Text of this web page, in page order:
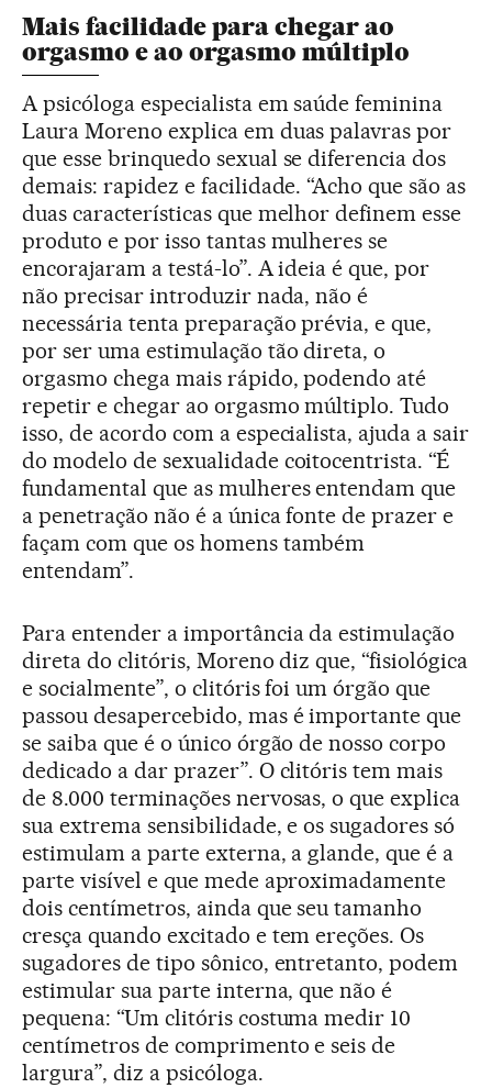
Mais facilidade para chegar ao
orgasmo e ao orgasmo múltiplo
A psicóloga especialista em saúde feminina
Laura Moreno explica em duas palavras por
que esse brinquedo sexual se diferencia dos
demais: rapidez e facilidade. “Acho que são as
duas características que melhor definem esse
produto e por isso tantas mulheres se
encorajaram a testá-lo”. A ideia é que, por
não precisar introduzir nada, não é
necessária tenta preparação prévia, e que,
por ser uma estimulação tão direta, o
orgasmo chega mais rápido, podendo até
repetir e chegar ao orgasmo múltiplo. Tudo
isso, de acordo com a especialista, ajuda a sair
do modelo de sexualidade coitocentrista. “É
fundamental que as mulheres entendam que
a penetração não é a única fonte de prazer e
façam com que os homens também
entendam”.
Para entender a importância da estimulação
direta do clitóris, Moreno diz que, “fisiológica
e socialmente”, o clitóris foi um órgão que
passou desapercebido, mas é importante que
se saiba que é o único órgão de nosso corpo
dedicado a dar prazer”. O clitóris tem mais
de 8.000 terminações nervosas, o que explica
sua extrema sensibilidade, e os sugadores só
estimulam a parte externa, a glande, que é a
parte visível e que mede aproximadamente
dois centímetros, ainda que seu tamanho
cresça quando excitado e tem ereções. Os
sugadores de tipo sônico, entretanto, podem
estimular sua parte interna, que não é
pequena: “Um clitóris costuma medir 10
centímetros de comprimento e seis de
largura”, diz a psicóloga.